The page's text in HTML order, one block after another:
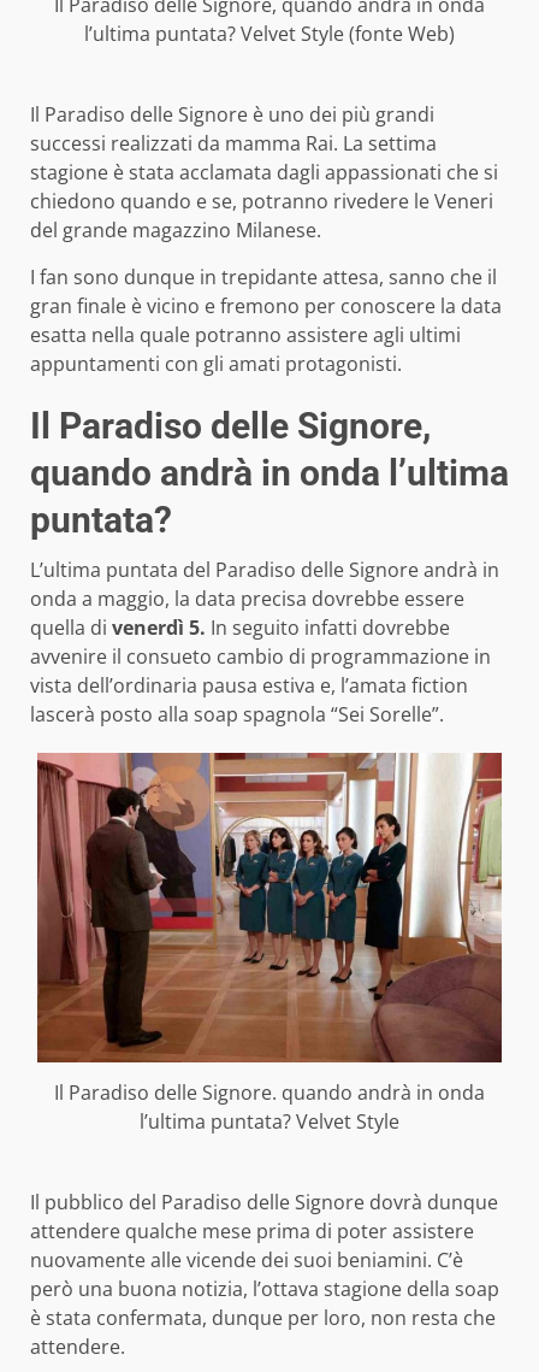
l’ultima puntata? Velvet Style (fonte Web)
Il Paradiso delle Signore è uno dei più grandi
successi realizzati da mamma Rai. La settima
stagione è stata acclamata dagli appassionati che si
chiedono quando e se, potranno rivedere le Veneri
del grande magazzino Milanese.
I fan sono dunque in trepidante attesa, sanno che il
gran finale è vicino e fremono per conoscere la data
esatta nella quale potranno assistere agli ultimi
appuntamenti con gli amati protagonisti.
Il Paradiso delle Signore,
quando andrà in onda l’ultima
puntata?
L’ultima puntata del Paradiso delle Signore andrà in
onda a maggio, la data precisa dovrebbe essere
quella di venerdì 5. In seguito infatti dovrebbe
avvenire il consueto cambio di programmazione in
vista dell’ordinaria pausa estiva e, l’amata fiction
lascerà posto alla soap spagnola “Sei Sorelle”.
Il Paradiso delle Signore. quando andrà in onda
l’ultima puntata? Velvet Style
Il pubblico del Paradiso delle Signore dovrà dunque
attendere qualche mese prima di poter assistere
nuovamente alle vicende dei suoi beniamini. C’è
però una buona notizia, l’ottava stagione della soap
è stata confermata, dunque per loro, non resta che
attendere.